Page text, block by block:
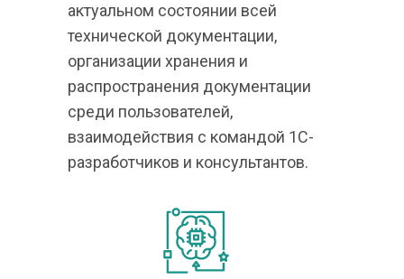
актуальном состоянии всей
технической документации,
организации хранения и
распространения документации
среди пользователей,
взаимодействия с командой 1С-
разработчиков и консультантов.